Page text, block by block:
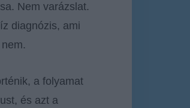
Nem varázslat.
diagnózis, ami
a folyamat
és azt a